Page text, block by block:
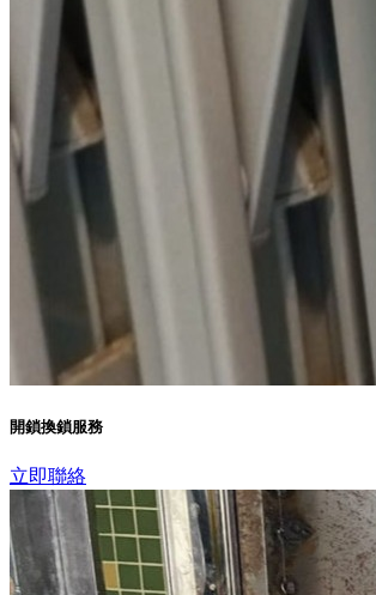
開鎖換鎖服務
立即聯絡